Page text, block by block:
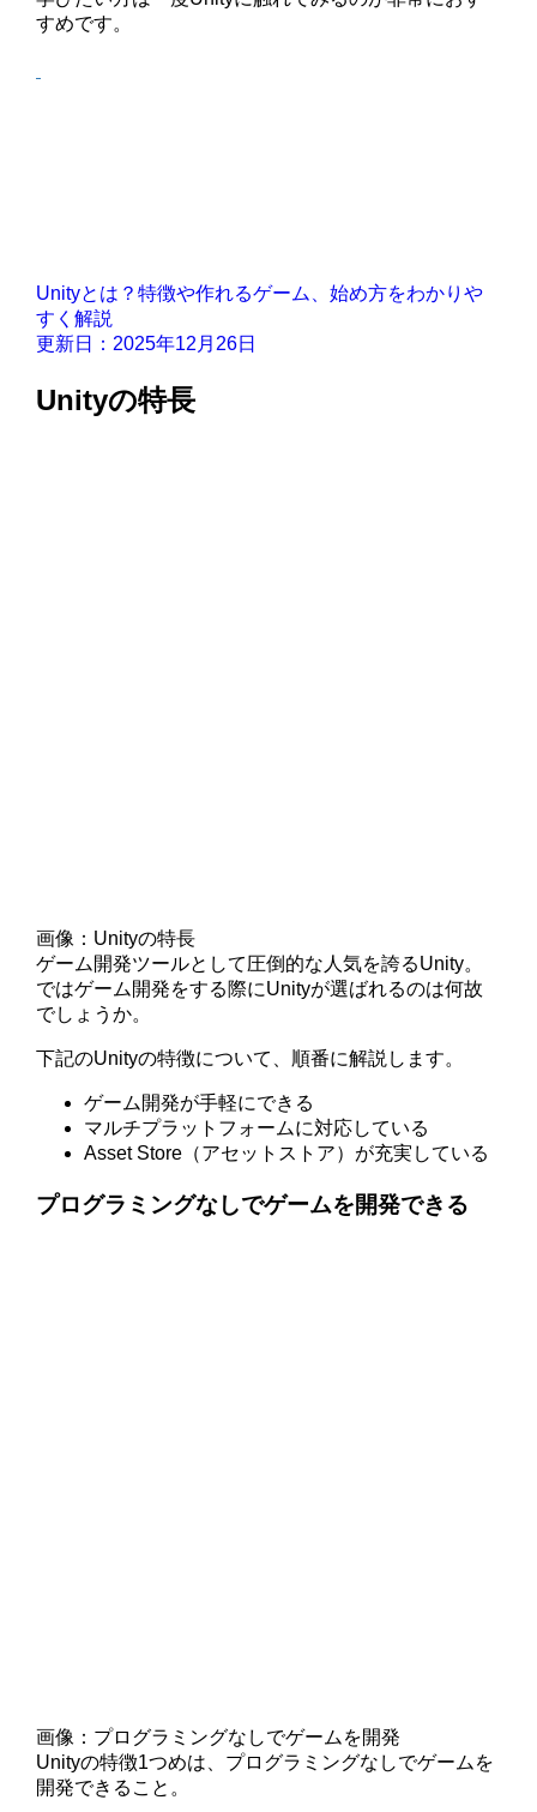
すめです。
Unityとは？特徴や作れるゲーム、始め方をわかりや
すく解説
更新日：2025年12月26日
Unityの特長
画像：Unityの特長
ゲーム開発ツールとして圧倒的な人気を誇るUnity。
ではゲーム開発をする際にUnityが選ばれるのは何故
でしょうか。
下記のUnityの特徴について、順番に解説します。
ゲーム開発が手軽にできる
マルチプラットフォームに対応している
Asset Store（アセットストア）が充実している
プログラミングなしでゲームを開発できる
画像：プログラミングなしでゲームを開発
Unityの特徴1つめは、プログラミングなしでゲームを
開発できること。